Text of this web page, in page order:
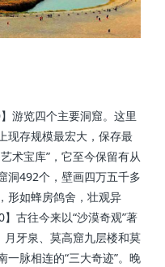
游览四个主要洞窟。这里
现存规模最宏大，保存最
术宝库”，它至今保留有从
洞492个，壁画四万五千多
形如蜂房鸽舍，壮观异
古往今来以“沙漠奇观”著
月牙泉、莫高窟九层楼和莫
脉相连的“三大奇迹”。晚